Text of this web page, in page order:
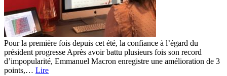
Pour la première fois depuis cet été, la confiance à l’égard du
président progresse Après avoir battu plusieurs fois son record
d’impopularité, Emmanuel Macron enregistre une amélioration de 3
points,… Lire